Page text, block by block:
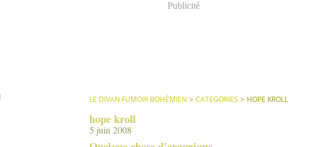
Publicité
LE DIVAN FUMOIR BOHÉMIEN > CATEGORIES > HOPE KROLL
hope kroll
5 juin 2008